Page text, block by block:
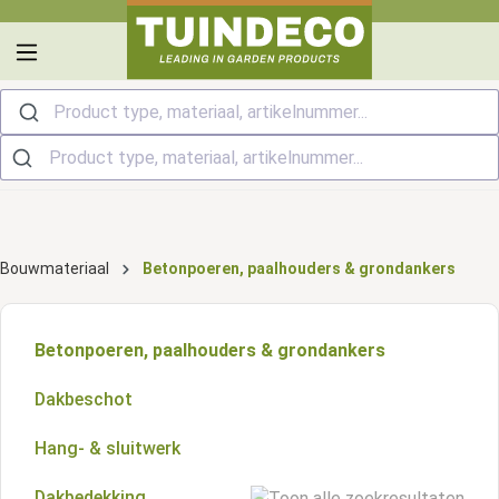
Product type, materiaal, artikelnummer...
Bouwmateriaal Betonpoeren, paalhouders & grondankers
Betonpoeren, paalhouders & grondankers
Dakbeschot
Hang- & sluitwerk